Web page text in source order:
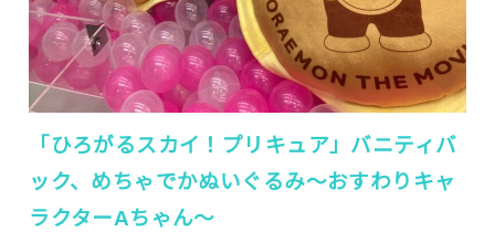
「ひろがるスカイ！プリキュア」バニティバ
ック、めちゃでかぬいぐるみ〜おすわりキャ
ラクターAちゃん〜